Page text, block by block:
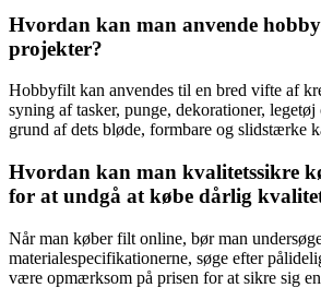
Hvordan kan man anvende
projekter?
Hobbyfilt kan anvendes til en bred vifte af
syning af tasker, punge, dekorationer, legetøj
grund af dets bløde, formbare og slidstærke
Hvordan kan man kvalitetssikre
for at undgå at købe dårlig
Når man køber filt online, bør man
materialespecifikationerne, søge efter
være opmærksom på prisen for at sikre sig